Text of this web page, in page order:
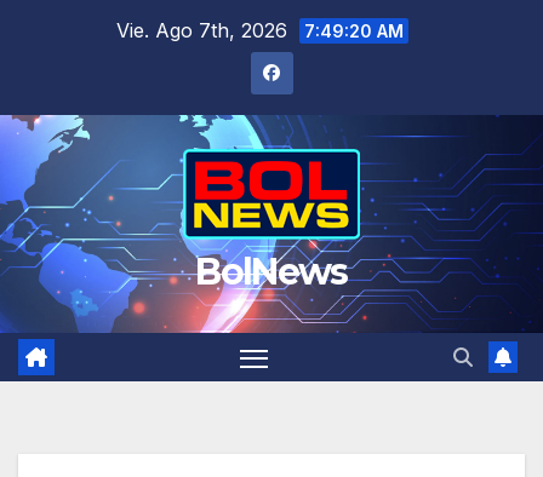
Vie. Ago 7th, 2026 7:49:20 AM
BolNews